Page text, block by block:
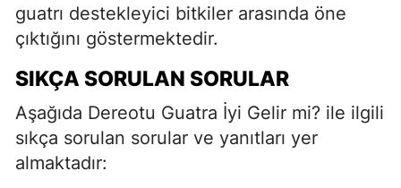
guatrı destekleyici bitkiler arasında öne
çıktığını göstermektedir.
SIKÇA SORULAN SORULAR
Aşağıda Dereotu Guatra İyi Gelir mi? ile ilgili
sıkça sorulan sorular ve yanıtları yer
almaktadır: